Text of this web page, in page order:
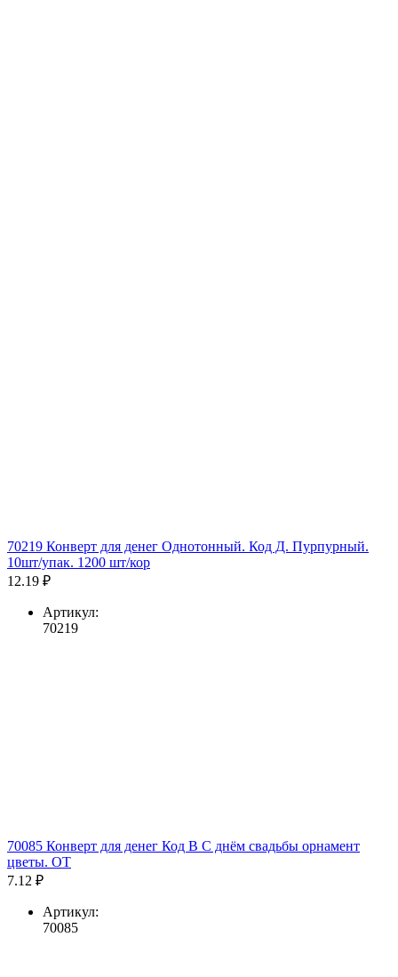
70219 Конверт для денег Однотонный. Код Д. Пурпурный.
10шт/упак. 1200 шт/кор
12.19 ₽
Артикул:
70219
70085 Конверт для денег Код В С днём свадьбы орнамент
цветы. ОТ
7.12 ₽
Артикул:
70085